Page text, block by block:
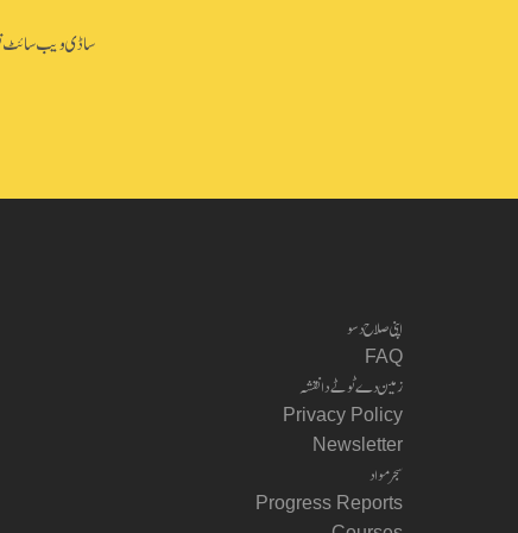
ساڈی ویب سائٹ
اپنی صلاح دسو
FAQ
زمین دے ٹوٹے دا نقشہ
Privacy Policy
Newsletter
سجر مواد
Progress Reports